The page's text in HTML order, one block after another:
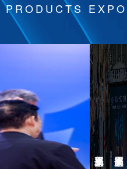
EXPO